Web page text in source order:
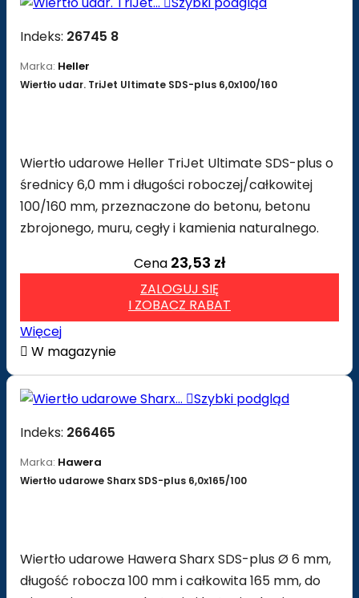
Indeks: 26745 8
Marka: Heller
Wiertło udar. TriJet Ultimate SDS-plus 6,0x100/160
Wiertło udarowe Heller TriJet Ultimate SDS-plus o
średnicy 6,0 mm i długości roboczej/całkowitej
100/160 mm, przeznaczone do betonu, betonu
zbrojonego, muru, cegły i kamienia naturalnego.
Cena 23,53 zł
ZALOGUJ SIĘ
I ZOBACZ RABAT
Więcej
 W magazynie
Szybki podgląd
Indeks: 266465
Marka: Hawera
Wiertło udarowe Sharx SDS-plus 6,0x165/100
Wiertło udarowe Hawera Sharx SDS-plus Ø 6 mm,
długość robocza 100 mm i całkowita 165 mm, do